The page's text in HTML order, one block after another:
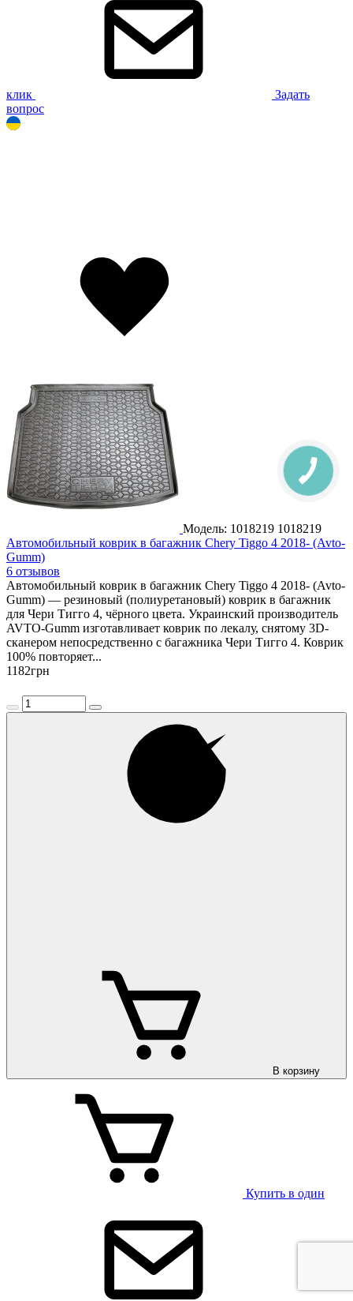
клик
Задать
вопрос
Модель: 1018219 1018219
Автомобильный коврик в багажник Chery Tiggo 4 2018- (Avto-
Gumm)
6 отзывов
Автомобильный коврик в багажник Chery Tiggo 4 2018- (Avto-
Gumm) — резиновый (полиуретановый) коврик в багажник
для Чери Тигго 4, чёрного цвета. Украинский производитель
AVTO-Gumm изготавливает коврик по лекалу, снятому 3D-
сканером непосредственно с багажника Чери Тигго 4. Коврик
100% повторяет...
1182грн
В корзину
Купить в один